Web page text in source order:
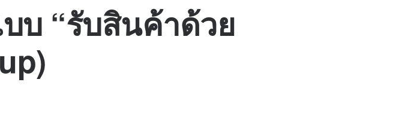
บ “รับสินค้าด้วย